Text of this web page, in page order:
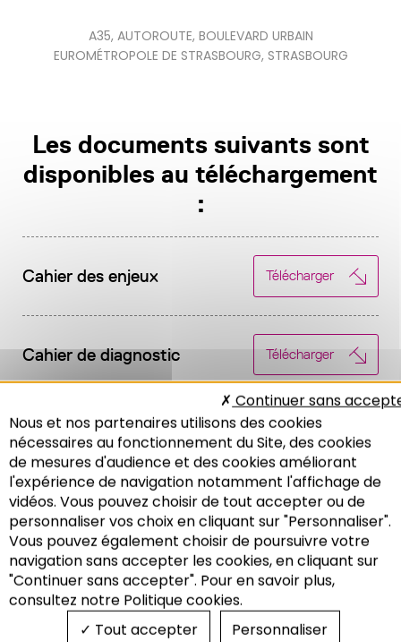
Recherche
A35, AUTOROUTE, BOULEVARD URBAIN
EUROMÉTROPOLE DE STRASBOURG, STRASBOURG
Les documents suivants sont
disponibles au téléchargement
:
Cahier des enjeux Télécharger
Cahier de diagnostic Télécharger
Cahier d’état de lieux Télécharger
Une anthologie de plans de
synthèse (altimétrie,
continuités écologiques et
des bassins versants,
connexions multimodales et
sites à enjeux urbains
majeurs)
Télécharger
Nous et nos partenaires utilisons des cookies
nécessaires au fonctionnement du Site, des cookies
de mesures d'audience et des cookies améliorant
l'expérience de navigation notamment l'affichage de
vidéos. Vous pouvez choisir de tout accepter ou de
personnaliser vos choix en cliquant sur "Personnaliser".
Vous pouvez également choisir de poursuivre votre
navigation sans accepter les cookies, en cliquant sur
"Continuer sans accepter". Pour en savoir plus,
consultez notre Politique cookies.
Tout accepter
Continuer sans
Personnaliser